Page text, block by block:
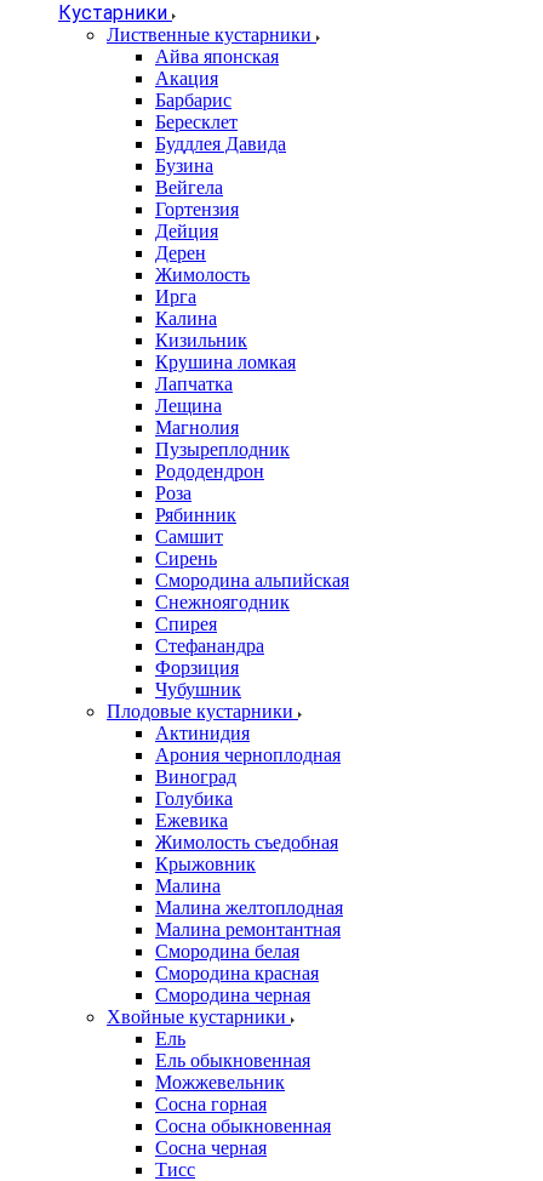
Кустарники
Лиственные кустарники
Айва японская
Акация
Барбарис
Бересклет
Буддлея Давида
Бузина
Вейгела
Гортензия
Дейция
Дерен
Жимолость
Ирга
Калина
Кизильник
Крушина ломкая
Лапчатка
Лещина
Магнолия
Пузыреплодник
Рододендрон
Роза
Рябинник
Самшит
Сирень
Смородина альпийская
Снежноягодник
Спирея
Стефанандра
Форзиция
Чубушник
Плодовые кустарники
Актинидия
Арония черноплодная
Виноград
Голубика
Ежевика
Жимолость съедобная
Крыжовник
Малина
Малина желтоплодная
Малина ремонтантная
Смородина белая
Смородина красная
Смородина черная
Хвойные кустарники
Ель
Ель обыкновенная
Можжевельник
Сосна горная
Сосна обыкновенная
Сосна черная
Тисс